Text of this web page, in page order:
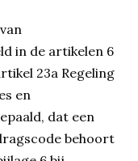
in de artikelen 6
23a Regeling
en
dat een
behoort